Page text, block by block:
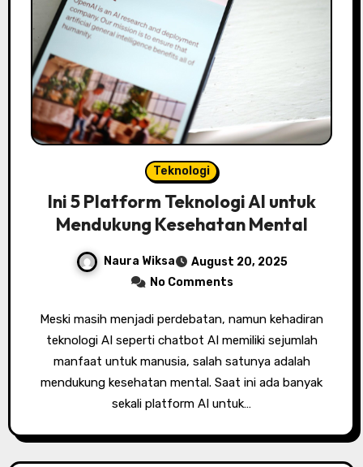
Teknologi
Ini 5 Platform Teknologi AI untuk
Mendukung Kesehatan Mental
Naura Wiksa
August 20, 2025
No Comments
Meski masih menjadi perdebatan, namun kehadiran
teknologi AI seperti chatbot AI memiliki sejumlah
manfaat untuk manusia, salah satunya adalah
mendukung kesehatan mental. Saat ini ada banyak
sekali platform AI untuk…